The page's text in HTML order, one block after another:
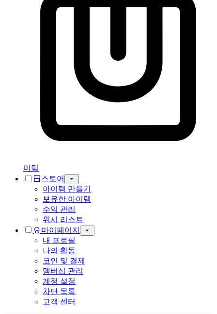
미밐
스토어
아이템 만들기
보유한 아이템
수익 관리
위시 리스트
마이페이지
내 프로필
나의 활동
코인 및 결제
멤버십 관리
계정 설정
차단 목록
고객 센터